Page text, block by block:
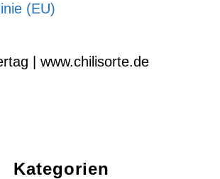
(EU)
| www.chilisorte.de
Kategorien